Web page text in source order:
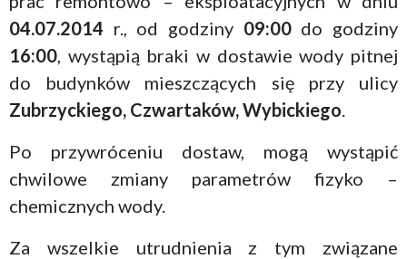
04.07.2014 r., od godziny 09:00do godziny
16:00, wystąpią braki w dostawie wody pitnej
do budynków mieszczących się przy ulicy
Zubrzyckiego, Czwartaków, Wybickiego.
Po przywróceniu dostaw, mogą wystąpić
chwilowe zmiany parametrów fizyko –
chemicznych wody.
Za wszelkie utrudnienia z tym związane